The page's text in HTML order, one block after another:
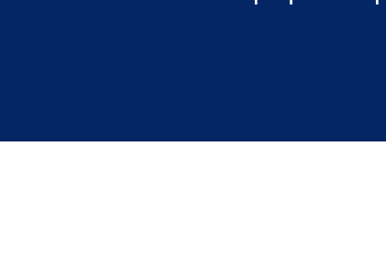
χρησιμοποιούν